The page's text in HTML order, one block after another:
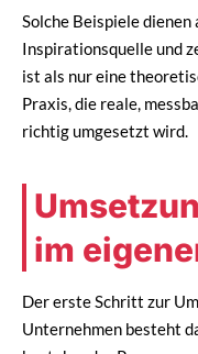
Solche Beispiele
Inspirationsquelle und
ist als nur eine
Praxis, die reale,
richtig umgesetzt wird.
im
Der erste Schritt zur
Unternehmen besteht